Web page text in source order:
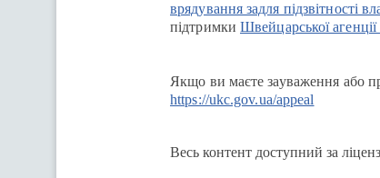
врядування задля підзвітності
підтримки Швейцарської
Якщо ви маєте зауваження або
https://ukc.gov.ua/appeal
Весь контент доступний за